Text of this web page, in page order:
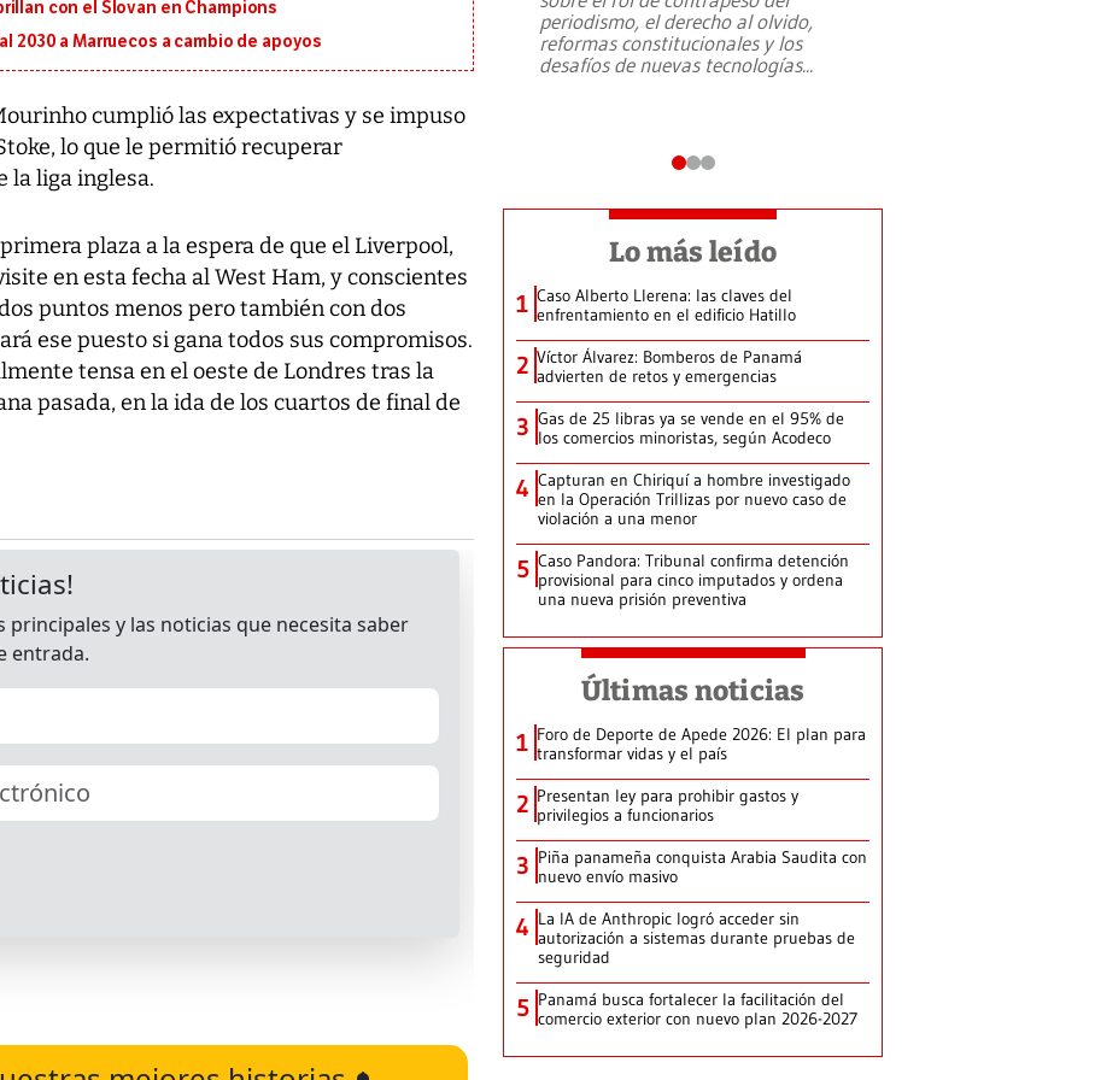
con el Slovan en Champions
2030 a Marruecos a cambio de apoyos
cumplió las expectativas y se impuso
lo que le permitió recuperar
la liga inglesa.
plaza a la espera de que el Liverpool,
en esta fecha al West Ham, y conscientes
puntos menos pero también con dos
ese puesto si gana todos sus compromisos.
tensa en el oeste de Londres tras la
pasada, en la ida de los cuartos de final de
periodismo, el derecho al olvido,
reformas constitucionales y los
desafíos de nuevas tecnologías...
Lo más leído
1 Caso Alberto Llerena: las claves del
enfrentamiento en el edificio Hatillo
2 Víctor Álvarez: Bomberos de Panamá
advierten de retos y emergencias
3 Gas de 25 libras ya se vende en el 95% de
los comercios minoristas, según Acodeco
4 Capturan en Chiriquí a hombre investigado
en la Operación Trillizas por nuevo caso de
violación a una menor
5 Caso Pandora: Tribunal confirma detención
provisional para cinco imputados y ordena
una nueva prisión preventiva
Últimas noticias
1 Foro de Deporte de Apede 2026: El plan para
transformar vidas y el país
2 Presentan ley para prohibir gastos y
privilegios a funcionarios
3 Piña panameña conquista Arabia Saudita con
nuevo envío masivo
4 La IA de Anthropic logró acceder sin
autorización a sistemas durante pruebas de
seguridad
5 Panamá busca fortalecer la facilitación del
comercio exterior con nuevo plan 2026-2027